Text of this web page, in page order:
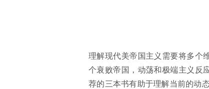
理解现代美帝国主义需要将多个
个衰败帝国，动荡和极端主义反
荐的三本书有助于理解当前的动态